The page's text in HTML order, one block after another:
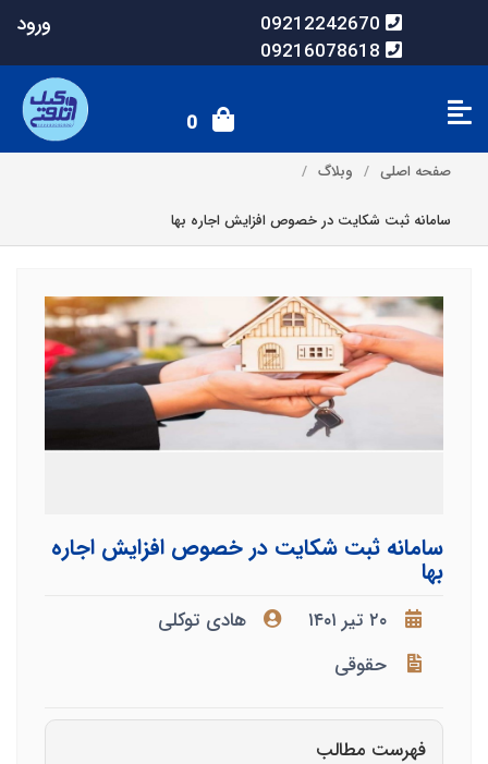
09212242670
09216078618
ورود
0
صفحه اصلی وبلاگ
سامانه ثبت شکایت در خصوص افزایش اجاره بها
سامانه ثبت شکایت در خصوص افزایش اجاره
بها
۲۰ تیر ۱۴۰۱
هادی توکلی
حقوقی
فهرست مطالب